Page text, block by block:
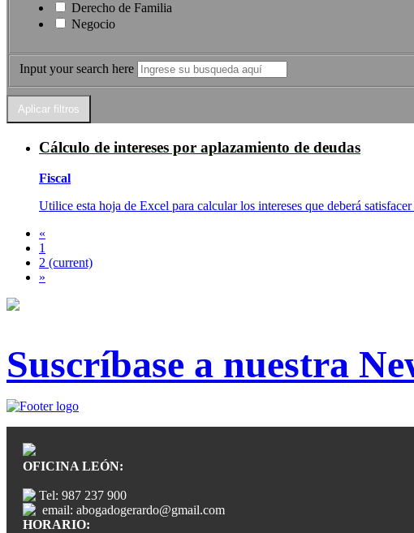
Derecho de Familia
Negocio
Input your search here
Cálculo de intereses por aplazamiento de deudas
Fiscal
Utilice esta hoja de Excel para calcular los intereses que deberá
«
1
2 (current)
»
Suscríbase a nuestra
OFICINA LEÓN:
Tel: 987 237 900
email: abogadogerardo@gmail.com
HORARIO: